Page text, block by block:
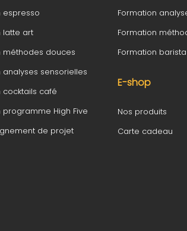
espresso
latte art
méthodes douces
analyses sensorielles
cocktails café
programme High Five
de projet
Formation
Formation
Formation barista
E-shop
Nos produits
Carte cadeau